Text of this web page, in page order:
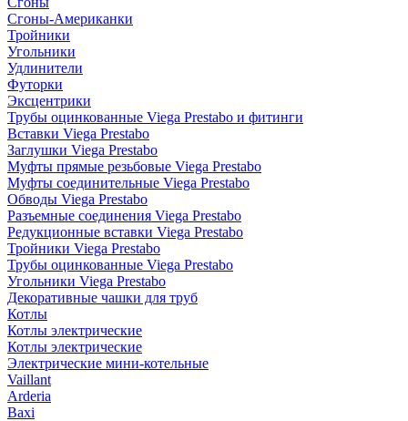
Сгоны-Американки
Тройники
Угольники
Удлинители
Футорки
Эксцентрики
Трубы оцинкованные Viega Prestabo и фитинги
Вставки Viega Prestabo
Заглушки Viega Prestabo
Муфты прямые резьбовые Viega Prestabo
Муфты соединительные Viega Prestabo
Обводы Viega Prestabo
Разъемные соединения Viega Prestabo
Редукционные вставки Viega Prestabo
Тройники Viega Prestabo
Трубы оцинкованные Viega Prestabo
Угольники Viega Prestabo
Декоративные чашки для труб
Котлы
Котлы электрические
Котлы электрические
Электрические мини-котельные
Vaillant
Arderia
Baxi